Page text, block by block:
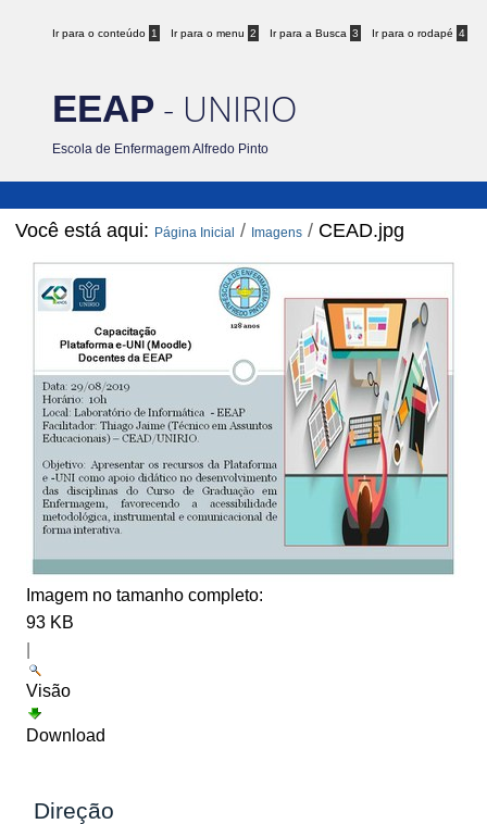
Ir para o conteúdo 1 Ir para o menu 2 Ir para a Busca 3 Ir para o rodapé 4
EEAP - UNIRIO
Escola de Enfermagem Alfredo Pinto
Você está aqui: Página Inicial / Imagens / CEAD.jpg
Imagem no tamanho completo:
93 KB
Visão
Download
Direção